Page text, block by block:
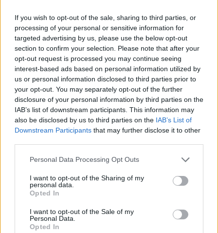
If you wish to opt-out of the sale, sharing to third parties, or
processing of your personal or sensitive information for
targeted advertising by us, please use the below opt-out
section to confirm your selection. Please note that after your
opt-out request is processed you may continue seeing
interest-based ads based on personal information utilized by
us or personal information disclosed to third parties prior to
your opt-out. You may separately opt-out of the further
disclosure of your personal information by third parties on the
IAB’s list of downstream participants. This information may
also be disclosed by us to third parties on the IAB’s List of
Downstream Participants that may further disclose it to other
Personal Data Processing Opt Outs
I want to opt-out of the Sharing of my
personal data.
Opted In
I want to opt-out of the Sale of my
Personal Data.
Opted In